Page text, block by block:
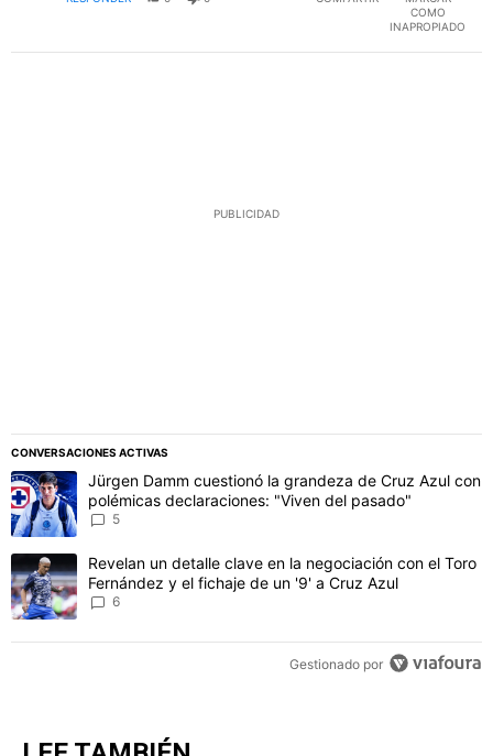
COMO
INAPROPIADO
PUBLICIDAD
CONVERSACIONES ACTIVAS
Este listado muestra los artículos con más comentarios en los
Un artículo de tendencia con el título "Jürgen Damm cuestionó la
Jürgen Damm cuestionó la grandeza de Cruz Azul con
polémicas declaraciones: "Viven del pasado"
5
Un artículo de tendencia con el título "Revelan un detalle clave
Revelan un detalle clave en la negociación con el Toro
Fernández y el fichaje de un '9' a Cruz Azul
6
Gestionado por